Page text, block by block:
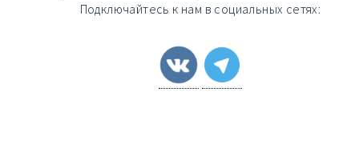
Подключайтесь к нам в социальных сетях: